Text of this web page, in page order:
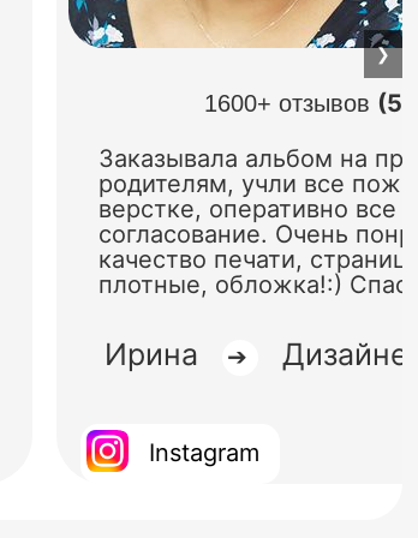
1600+ отзывов
Заказывала альбом на
родителям, учли все
верстке, оперативно все
согласование. Очень
качество печати,
плотные, обложка!:)
Ирина ➔
Instagram
❯